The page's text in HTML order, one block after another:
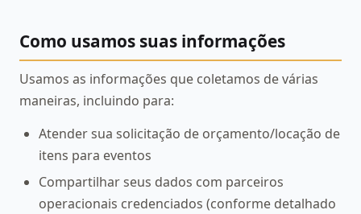
Como usamos suas informações
Usamos as informações que coletamos de várias
maneiras, incluindo para:
Atender sua solicitação de orçamento/locação de
itens para eventos
Compartilhar seus dados com parceiros
operacionais credenciados (conforme detalhado